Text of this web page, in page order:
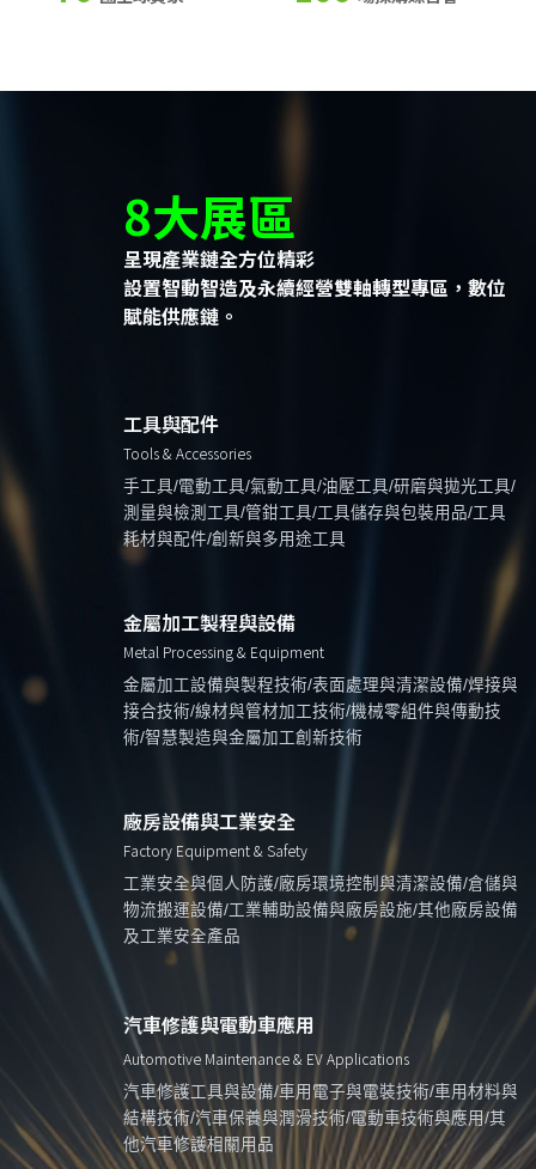
8大展區
呈現產業鏈全方位精彩
設置智動智造及永續經營雙軸轉型專區，數位
賦能供應鏈。
工具與配件
Tools & Accessories
手工具/電動工具/氣動工具/油壓工具/研磨與拋光工具/
測量與檢測工具/管鉗工具/工具儲存與包裝用品/工具
耗材與配件/創新與多用途工具
金屬加工製程與設備
Metal Processing & Equipment
金屬加工設備與製程技術/表面處理與清潔設備/焊接與
接合技術/線材與管材加工技術/機械零組件與傳動技
術/智慧製造與金屬加工創新技術
廠房設備與工業安全
Factory Equipment & Safety
工業安全與個人防護/廠房環境控制與清潔設備/倉儲與
物流搬運設備/工業輔助設備與廠房設施/其他廠房設備
及工業安全產品
汽車修護與電動車應用
Automotive Maintenance & EV Applications
汽車修護工具與設備/車用電子與電裝技術/車用材料與
結構技術/汽車保養與潤滑技術/電動車技術與應用/其
他汽車修護相關用品